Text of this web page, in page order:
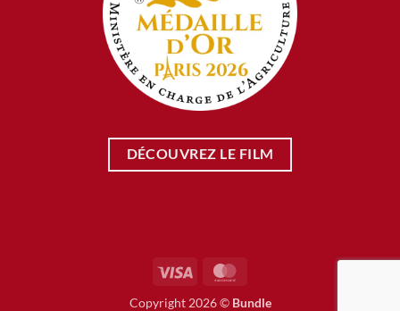
DÉCOUVREZ LE FILM
Visa
Copyright 2026 © Bundle